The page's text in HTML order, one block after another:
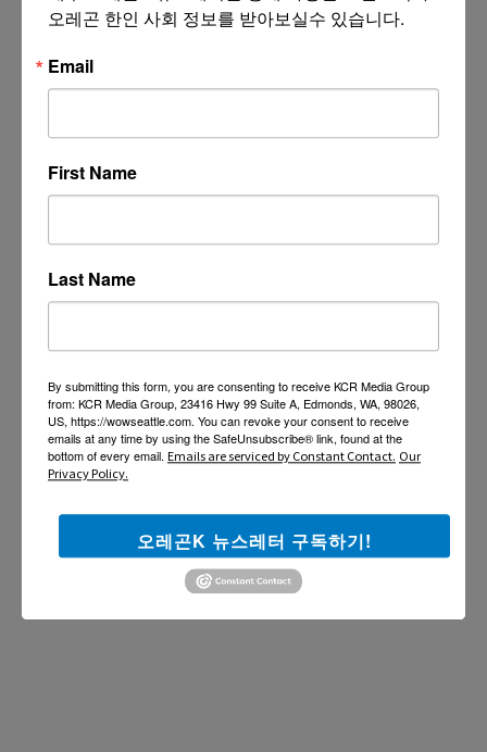
오레곤 한인 사회 정보를 받아보실수 있습니다.
Email
First Name
Last Name
By submitting this form, you are consenting to receive KCR Media Group
from: KCR Media Group, 23416 Hwy 99 Suite A, Edmonds, WA, 98026,
US, https://wowseattle.com. You can revoke your consent to receive
emails at any time by using the SafeUnsubscribe® link, found at the
bottom of every email. Emails are serviced by Constant Contact. Our
Privacy Policy.
오레곤K 뉴스레터 구독하기!